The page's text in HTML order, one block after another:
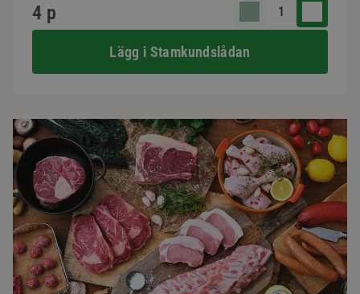
4 p
Lägg i Stamkundslådan